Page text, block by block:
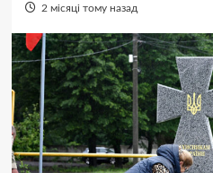
2 місяці тому назад